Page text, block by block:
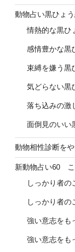
動物占い黒ひょ
情熱的な黒ひ
感情豊かな黒
束縛を嫌う黒
気どらない黒
落ち込みの激
面倒見のいい
動物相性診断を
新動物占い60
しっかり者の
しっかり者の
強い意志をも
強い意志をも